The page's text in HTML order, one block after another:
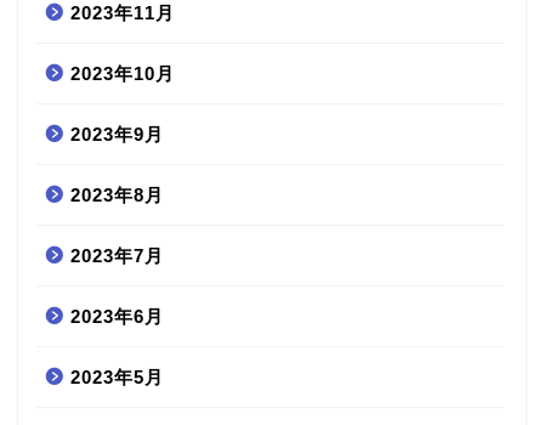
2023年11月
2023年10月
2023年9月
2023年8月
2023年7月
2023年6月
2023年5月